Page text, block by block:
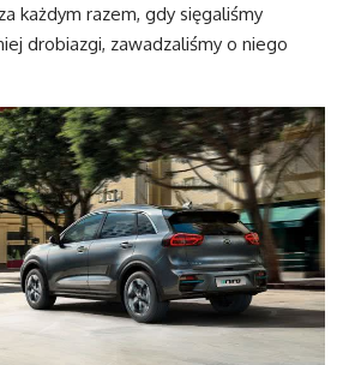
każdym razem, gdy sięgaliśmy
drobiazgi, zawadzaliśmy o niego